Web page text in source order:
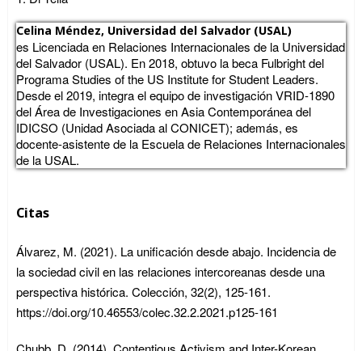
Celina Méndez, Universidad del Salvador (USAL)
es Licenciada en Relaciones Internacionales de la Universidad
del Salvador (USAL). En 2018, obtuvo la beca Fulbright del
Programa Studies of the US Institute for Student Leaders.
Desde el 2019, integra el equipo de investigación VRID-1890
del Área de Investigaciones en Asia Contemporánea del
IDICSO (Unidad Asociada al CONICET); además, es
docente-asistente de la Escuela de Relaciones Internacionales
de la USAL.
Citas
Álvarez, M. (2021). La unificación desde abajo. Incidencia de
la sociedad civil en las relaciones intercoreanas desde una
perspectiva histórica. Colección, 32(2), 125-161.
https://doi.org/10.46553/colec.32.2.2021.p125-161